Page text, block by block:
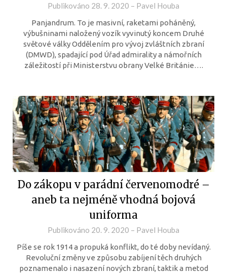
Publikováno 28. 9. 2020 – Pavel Houba
Panjandrum. To je masivní, raketami poháněný,
výbušninami naložený vozík vyvinutý koncem Druhé
světové války Oddělením pro vývoj zvláštních zbraní
(DMWD), spadající pod Úřad admirality a námořních
záležitostí při Ministerstvu obrany Velké Británie….
Do zákopu v parádní červenomodré –
aneb ta nejméně vhodná bojová
uniforma
Publikováno 20. 9. 2020 – Pavel Houba
Píše se rok 1914 a propuká konflikt, do té doby nevídaný.
Revoluční změny ve způsobu zabíjení těch druhých
poznamenalo i nasazení nových zbraní, taktik a metod